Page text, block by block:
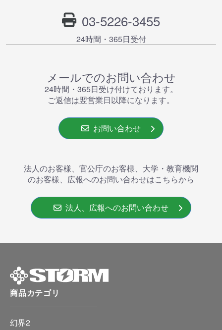
03-5226-3455
24時間・365⽇受付
メールでのお問い合わせ
24時間・365⽇受け付けております。
ご返信は翌営業⽇以降になります。
お問い合わせ
法人のお客様、官公庁のお客様、大学・教育機関
のお客様、広報へのお問い合わせはこちらから
法人、広報へのお問い合わせ
商品カテゴリ
幻界2